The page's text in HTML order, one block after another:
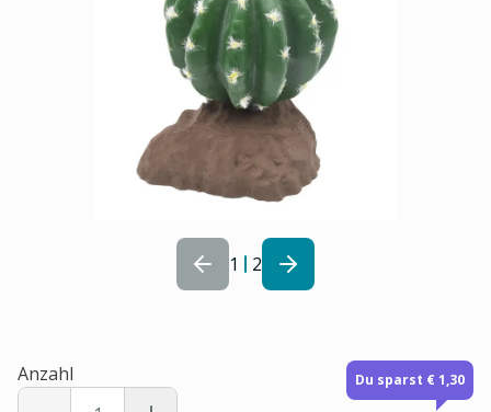
1 2
Anzahl Du sparst € 1,30